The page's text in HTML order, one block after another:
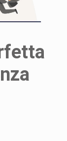
Timbrature